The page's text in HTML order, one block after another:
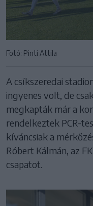
Fotó: Pinti Attila
A csíkszeredai
ingyenes volt, de
megkapták már a
rendelkeztek PCR-
kíváncsiak a
Róbert Kálmán, az
csapatot.